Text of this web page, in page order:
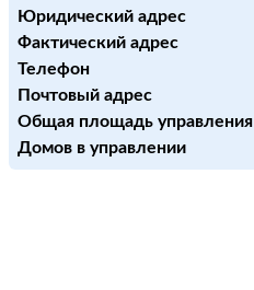
Юридический адрес
Фактический адрес
Телефон
Почтовый адрес
Общая площадь управления
Домов в управлении